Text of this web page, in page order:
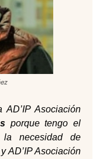
AD’IP Asociación
porque tengo el
necesidad de
AD’IP Asociación